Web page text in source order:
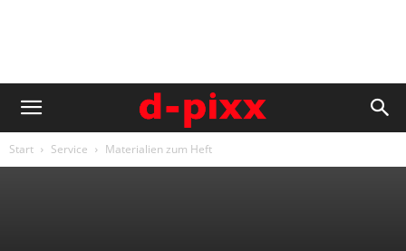
Start Service Materialien zum Heft